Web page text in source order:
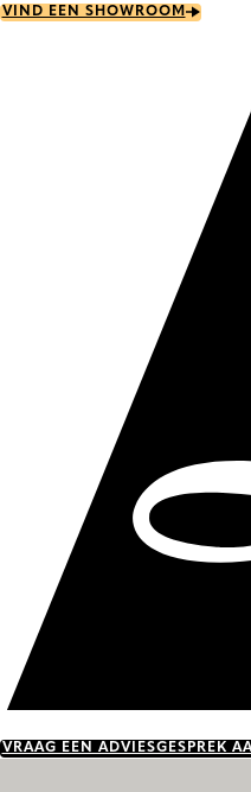
Skip
VIND EEN SHOWROOM
VRAAG EEN ADVIESGESPREK